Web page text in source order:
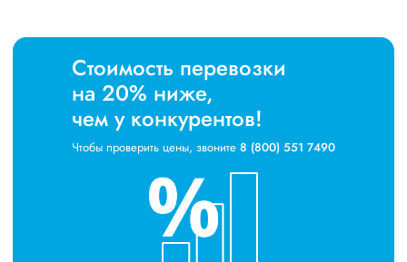
Стоимость перевозки
на 20% ниже,
чем у конкурентов!
Чтобы проверить цены, звоните 8 (800) 551 7490